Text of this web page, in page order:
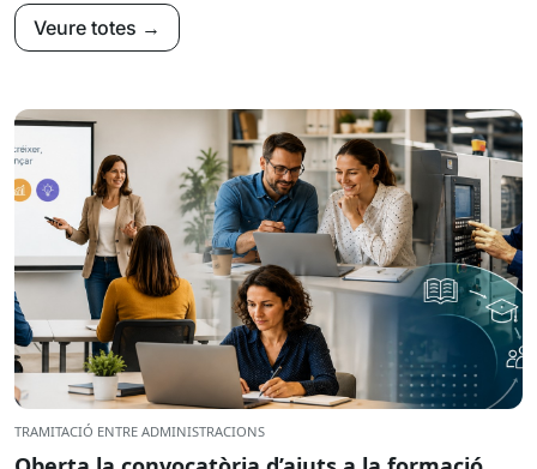
Veure totes →
TRAMITACIÓ ENTRE ADMINISTRACIONS